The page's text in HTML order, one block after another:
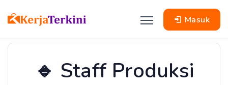
Masuk
🔹 Staff Produksi